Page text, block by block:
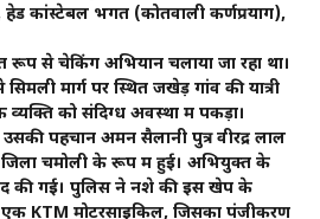
हेड कांस्टेबल भगत (कोतवाली कर्णप्रयाग),
रूप से चेकिंग अभियान चलाया जा रहा था।
मार्ग पर स्थित जखेड़ गांव की यात्री
को संदिग्ध अवस्था में पकड़ा।
पहचान अमन सैलानी पुत्र वीरेंद्र लाल
जिला चमोली के रूप में हुई। अभियुक्त के
की गई। पुलिस ने नशे की इस खेप के
एक KTM मोटरसाइकिल, जिसका पंजीकरण